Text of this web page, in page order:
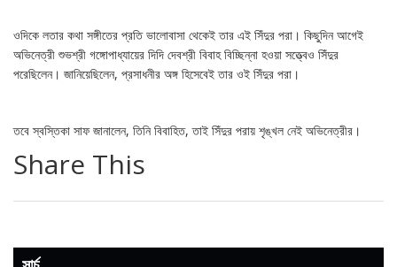
ওদিকে লতার কথা সঙ্গীতের প্রতি ভালোবাসা থেকেই তার এই সিঁদুর পরা। কিছুদিন আগেই
অভিনেত্রী শুভশ্রী গঙ্গোপাধ্যায়ের দিদি দেবশ্রী বিবাহ বিচ্ছিন্না হওয়া সত্ত্বেও সিঁদুর
পরেছিলেন। জানিয়েছিলেন, প্রসাধনীর অঙ্গ হিসেবেই তার ওই সিঁদুর পরা।
তবে স্বস্তিকা সাফ জানালেন, তিনি বিবাহিত, তাই সিঁদুর পরায় শৃঙ্খল নেই অভিনেত্রীর।
Share This